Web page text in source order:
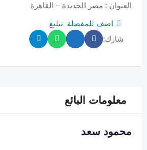
العنوان : مصر الجديدة – القاهرة
اضف للمفضلة تبليغ
شارك:
معلومات البائع
محمود سعد